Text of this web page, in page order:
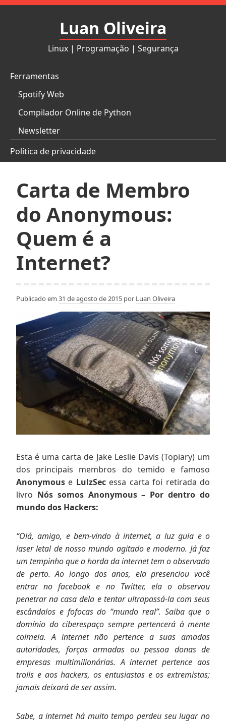
Pular
Luan Oliveira
Linux | Programação | Segurança
Ferramentas
Spotify Web
Compilador Online de Python
Newsletter
Política de privacidade
Carta de Membro
do Anonymous:
Quem é a
Internet?
Publicado em 31 de agosto de 2015 por Luan Oliveira
Esta é uma carta de Jake Leslie Davis (Topiary) um
dos principais membros do temido e famoso
Anonymous e LulzSecessa carta foi retirada do
livro Nós somos Anonymous – Por dentro do
mundo dos Hackers:
“Olá, amigo, e bem-vindo à internet, a luz guia e o
laser letal de nosso mundo agitado e moderno. Já faz
um tempinho que a horda da internet tem o observado
de perto. Ao longo dos anos, ela presenciou você
entrar no facebook e no Twitter, ela o observou
penetrar na casa dela e tentar ultrapassá-la com seus
escândalos e fofocas do “mundo real”. Saiba que o
domínio do ciberespaço sempre pertencerá à mente
colmeia. A internet não pertence a suas amadas
autoridades, forças armadas ou pessoa donas de
empresas multimilionárias. A internet pertence aos
trolls e aos hackers, os entusiastas e os extremistas;
jamais deixará de ser assim.
Sabe, a internet há muito tempo perdeu seu lugar no